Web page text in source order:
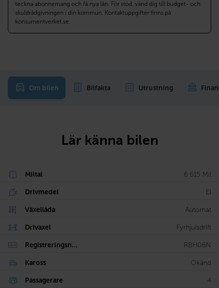
teckna abonnemang och få nya lån. För stöd, vänd dig till budget- och
skuldrådgivningen i din kommun. Kontaktuppgifter finns på
konsumentverket.se.
Om bilen Bilfakta Utrustning
Lär känna bilen
Miltal 6 615 Mil
Drivmedel El
Växellåda Automat
Drivaxel Fyrhjulsdrift
Registreringsn... RBH06N
Kaross Okänd
Passagerare 4